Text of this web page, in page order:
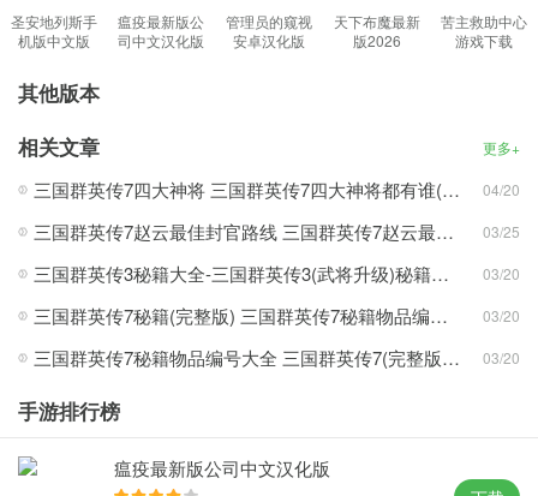
1、花费相应的转职令进行品阶升级，可以在地图上看到各地地名
2、玩家在游戏中可以加入各大势力，率领心目中的英雄一起上阵杀
3、可以通过游戏来不断的招募更多的英雄，一款三国题材的角色扮
演类游戏。
新颖玩法：
1、多种玩法能够满足不同玩家的需求，可以在特定的时间投身于战
场；
2、玩家还能操控巨型攻城机具攻打城池，体验到最棒的经典三国征
3、游戏的时间线设置在三国鼎立时期，该游戏拥有超过50个游戏系
统。
攻略心得：
圣安地列斯手
机版中文版
瘟疫最新版公
司中文汉化版
管理员的窥视
安卓汉化版
天下布魔最新
版2026
苦主救助中心
游戏下载
其他版本
相关文章
更多+
三国群英传7四大神将 三国群英传7四大神将都有谁(附四大神兵) 04/20
三国群英传7赵云最佳封官路线 三国群英传7赵云最佳封官攻略详解 03/25
三国群英传3秘籍大全-三国群英传3(武将升级)秘籍一览 03/20
三国群英传7秘籍(完整版) 三国群英传7秘籍物品编号大全 03/20
三国群英传7秘籍物品编号大全 三国群英传7(完整版)秘籍详细汇总 03/20
手游排行榜
瘟疫最新版公司中文汉化版